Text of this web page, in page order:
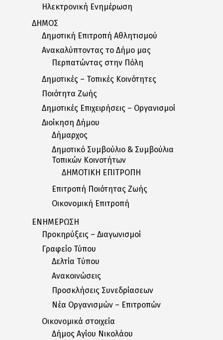
Ηλεκτρονική Ενημέρωση
ΔΗΜΟΣ
Δημοτική Επιτροπή Αθλητισμού
Ανακαλύπτοντας το Δήμο μας
Περπατώντας στην Πόλη
Δημοτικές – Τοπικές Κοινότητες
Ποιότητα Ζωής
Δημοτικές Επιχειρήσεις – Οργανισμοί
Διοίκηση Δήμου
Δήμαρχος
Δημοτικό Συμβούλιο & Συμβούλια
Τοπικών Κοινοτήτων
ΔΗΜΟΤΙΚΗ ΕΠΙΤΡΟΠΗ
Επιτροπή Ποιότητας Ζωής
Οικονομική Επιτροπή
ΕΝΗΜΕΡΩΣΗ
Προκηρύξεις – Διαγωνισμοί
Γραφείο Τύπου
Δελτία Tύπου
Ανακοινώσεις
Προσκλήσεις Συνεδρίασεων
Nέα Oργανισμών – Eπιτροπών
Οικονομικά στοιχεία
Δήμος Αγίου Νικολάου